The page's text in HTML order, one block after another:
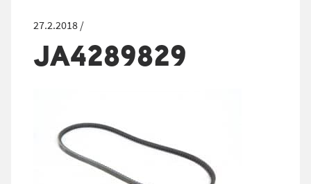
27.2.2018 /
JA4289829